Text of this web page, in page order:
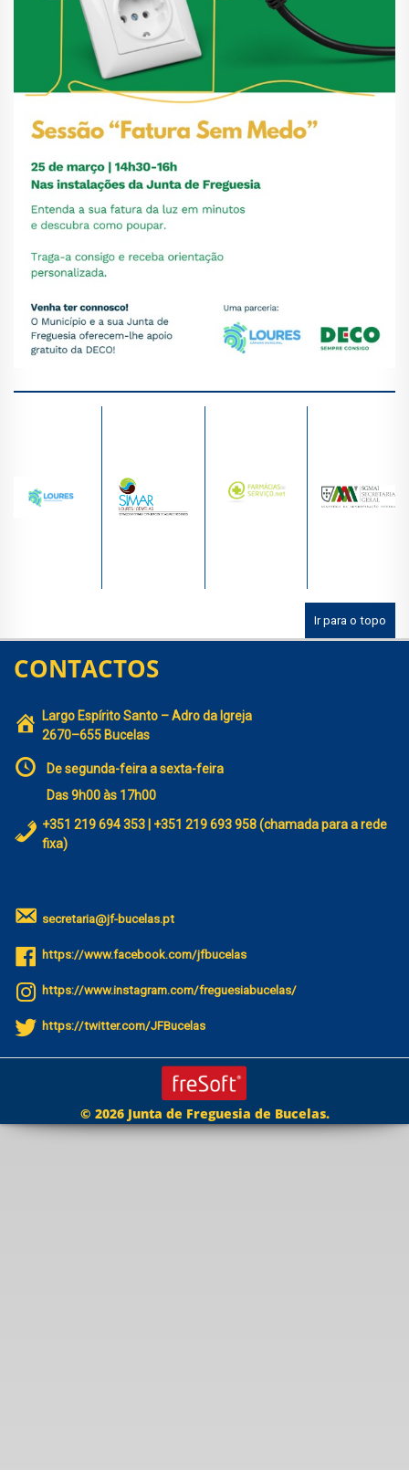
Ir para o topo
CONTACTOS
Largo Espírito Santo – Adro da Igreja
2670–655 Bucelas
De segunda-feira a sexta-feira
Das 9h00 às 17h00
+351 219 694 353 | +351 219 693 958 (chamada para a rede
fixa)
secretaria@jf-bucelas.pt
https://www.facebook.com/jfbucelas
https://www.instagram.com/freguesiabucelas/
https://twitter.com/JFBucelas
© 2026 Junta de Freguesia de Bucelas.